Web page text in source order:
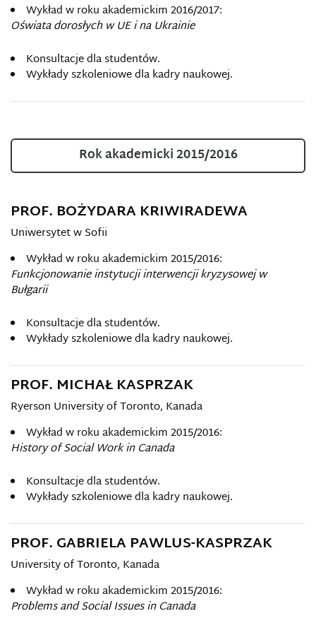
Wykład w roku akademickim 2016/2017:
Oświata dorosłych w UE i na Ukrainie
Konsultacje dla studentów.
Wykłady szkoleniowe dla kadry naukowej.
Rok akademicki 2015/2016
PROF. BOŻYDARA KRIWIRADEWA
Uniwersytet w Sofii
Wykład w roku akademickim 2015/2016:
Funkcjonowanie instytucji interwencji kryzysowej w
Bułgarii
Konsultacje dla studentów.
Wykłady szkoleniowe dla kadry naukowej.
PROF. MICHAŁ KASPRZAK
Ryerson University of Toronto, Kanada
Wykład w roku akademickim 2015/2016:
History of Social Work in Canada
Konsultacje dla studentów.
Wykłady szkoleniowe dla kadry naukowej.
PROF. GABRIELA PAWLUS-KASPRZAK
University of Toronto, Kanada
Wykład w roku akademickim 2015/2016:
Problems and Social Issues in Canada